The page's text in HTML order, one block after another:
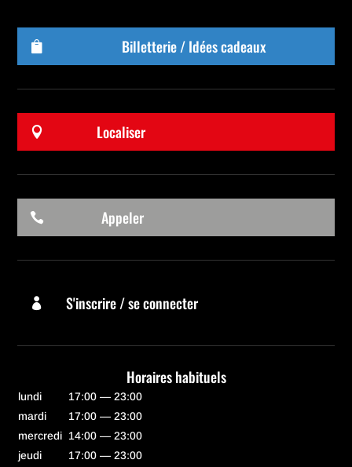
 Billetterie / Idées cadeaux
 Localiser
 Appeler
 S'inscrire / se connecter
Horaires habituels
lundi
17:00 — 23:00
mardi
17:00 — 23:00
mercredi 14:00 — 23:00
jeudi
17:00 — 23:00